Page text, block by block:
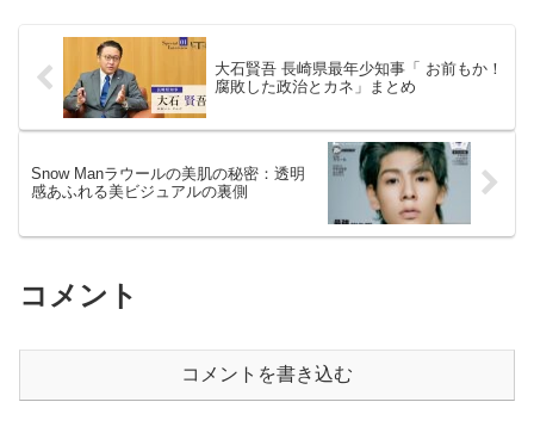
大石賢吾 長崎県最年少知事「 お前もか！
腐敗した政治とカネ」まとめ
Snow Manラウールの美肌の秘密：透明
感あふれる美ビジュアルの裏側
コメント
コメントを書き込む